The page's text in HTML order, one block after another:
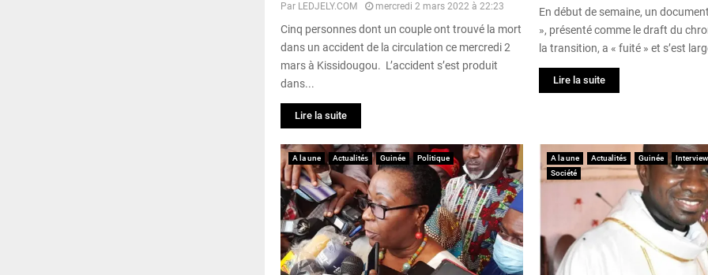
Par LEDJELY.COM mercredi 2 mars 2022 à 22:23
Cinq personnes dont un couple ont trouvé la mort
dans un accident de la circulation ce mercredi 2
mars à Kissidougou. L’accident s’est produit
dans...
Lire la suite
En début de semaine, un
», présenté comme le draft du
la transition, a « fuité » et s’est
Lire la suite
A la une Actualités Guinée Politique A la une Actualités Guinée Interview
Société